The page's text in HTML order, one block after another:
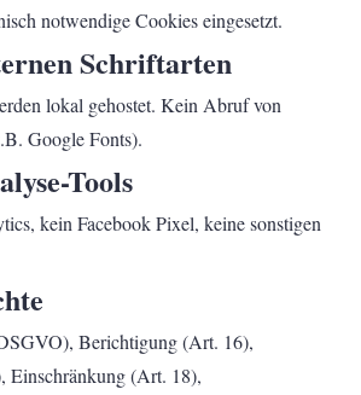
notwendige Cookies eingesetzt.
Schriftarten
lokal gehostet. Kein Abruf von
Google Fonts).
Tools
kein Facebook Pixel, keine sonstigen
Berichtigung (Art. 16),
Einschränkung (Art. 18),